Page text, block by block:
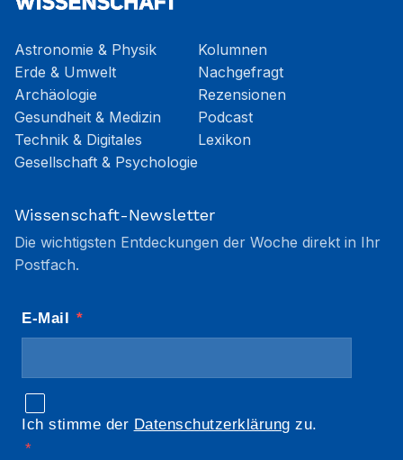
Astronomie & Physik
Erde & Umwelt
Archäologie
Gesundheit & Medizin
Technik & Digitales
Gesellschaft & Psychologie
Kolumnen
Nachgefragt
Rezensionen
Podcast
Lexikon
Wissenschaft-Newsletter
Die wichtigsten Entdeckungen der Woche direkt in Ihr
Postfach.